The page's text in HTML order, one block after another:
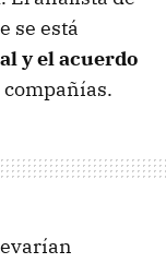
se está
y el acuerdo